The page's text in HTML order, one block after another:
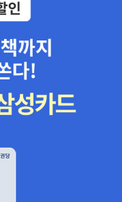
매해서 읽었다. 제목이
용 생각은 잘 나지 않아
는 인간]은 아감벤 읽어
생활]은 내가 사지 않을
려워요, 투우사여]는 극
좀.. 궁금하다. 나는 내
째 뉴욕 방문은 목적 자체
그림에 대해 여전히 잘
집 사고 싶다..
것은 노노하다.)언젠가
시기를..저희는 지금 기
니는 성당에서 조촐한
식... 그래, 사랑하긴 했었
려면 어떻습니까. 안올려
고 신부님 앞에서 그녀와
그녀를 사랑해요.그녀를
없기에..난 없기에~~~
간건지... 순결한 그녀는
않은 여자라면, 아무것
핵실험 때문에 정신이
고한 바 있다.푸바오가 떠
알라딘 고객센터 직원
듣고 깜짝 놀라 귀를 쫑
사연은 제각각일 수 있겠
기하는 것은 옳지 않아
푸판다건 간에...